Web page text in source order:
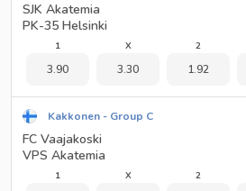
SJK Akatemia
PK-35 Helsinki
1
3.90
X
3.30
2
1.92
Kakkonen - Group C
FC Vaajakoski
VPS Akatemia
1 X 2